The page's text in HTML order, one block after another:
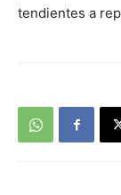
tendientes a